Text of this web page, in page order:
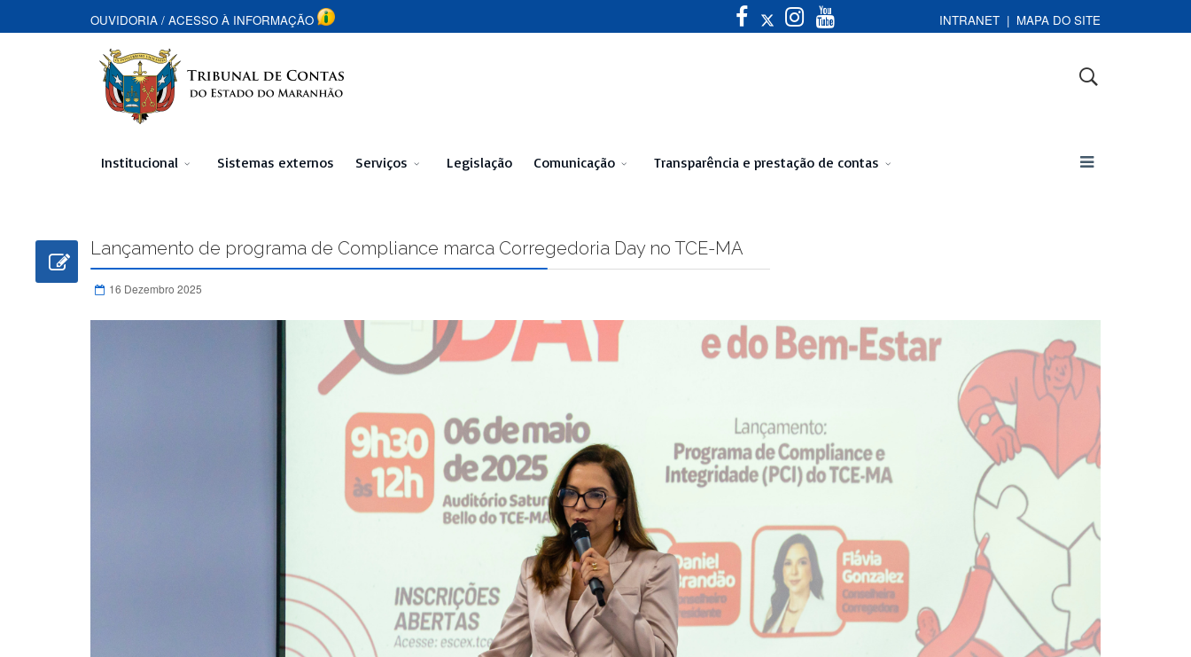
OUVIDORIA / ACESSO À INFORMAÇÃO INTRANET | MAPA DO SITE
Institucional Sistemas externos Serviços Legislação Comunicação Transparência e prestação de contas
Lançamento de programa de Compliance marca Corregedoria Day no TCE-MA
16 Dezembro 2025